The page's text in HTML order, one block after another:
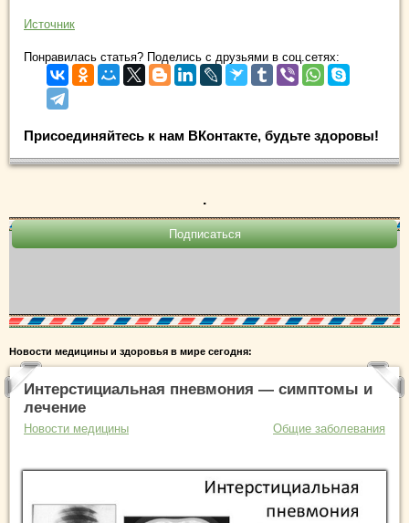
Источник
Понравилась статья? Поделись с друзьями в соц.сетях:
Присоединяйтесь к нам ВКонтакте, будьте здоровы!
.
Новости медицины и здоровья в мире сегодня:
Интерстициальная пневмония — симптомы и
лечение
Новости медицины Общие заболевания